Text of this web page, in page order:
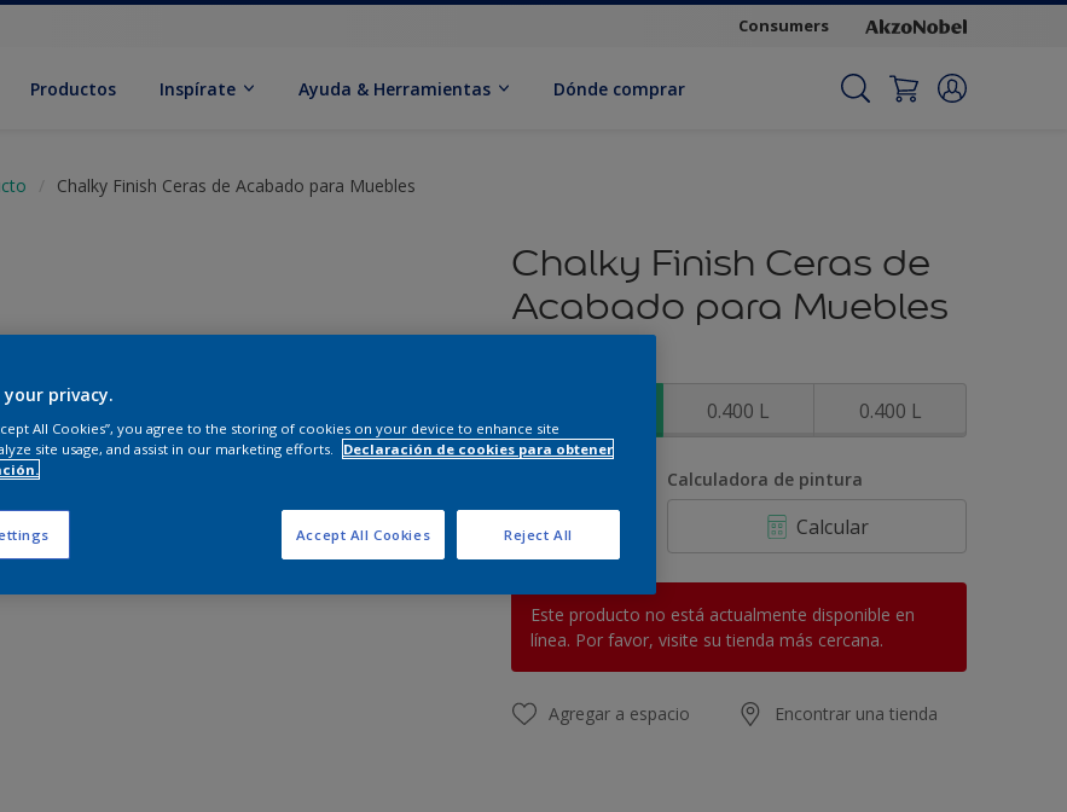
Consumers
Productos Inspírate Ayuda & Herramientas Dónde comprar
Chalky Finish Ceras de Acabado para Muebles
Chalky Finish Ceras de
Acabado para Muebles
0.400 L 0.400 L
Calculadora de pintura
Calcular
Este producto no está actualmente disponible en
línea. Por favor, visite su tienda más cercana.
Agregar a espacio Encontrar una tienda
your privacy.
All Cookies”, you agree to the storing of cookies on your device to enhance site
site usage, and assist in our marketing efforts.
Declaración de cookies para obtener
Reject All
Accept All Cookies